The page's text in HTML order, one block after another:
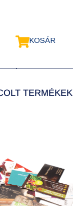
KOSÁR
TERMÉKEK